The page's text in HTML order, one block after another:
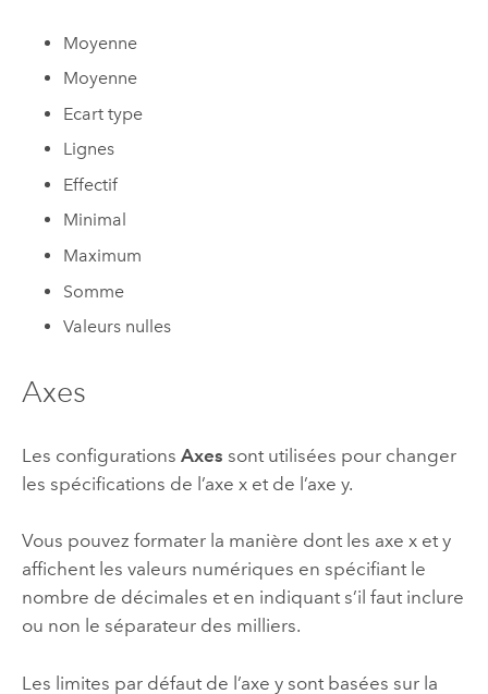
Moyenne
Moyenne
Ecart type
Lignes
Effectif
Minimal
Maximum
Somme
Valeurs nulles
Axes
Les configurations Axes sont utilisées pour changer
les spécifications de l’axe x et de l’axe y.
Vous pouvez formater la manière dont les axe x et y
affichent les valeurs numériques en spécifiant le
nombre de décimales et en indiquant s’il faut inclure
ou non le séparateur des milliers.
Les limites par défaut de l’axe y sont basées sur la